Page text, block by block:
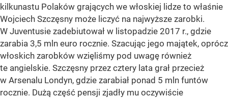
kilkunastu Polaków grających we włoskiej lidze to właśnie
Wojciech Szczęsny może liczyć na najwyższe zarobki.
W Juventusie zadebiutował w listopadzie 2017 r., gdzie
zarabia 3,5 mln euro rocznie. Szacując jego majątek, oprócz
włoskich zarobków wzięliśmy pod uwagę również
te angielskie. Szczęsny przez cztery lata grał przecież
w Arsenalu Londyn, gdzie zarabiał ponad 5 mln funtów
rocznie. Dużą część pensji zjadły mu oczywiście